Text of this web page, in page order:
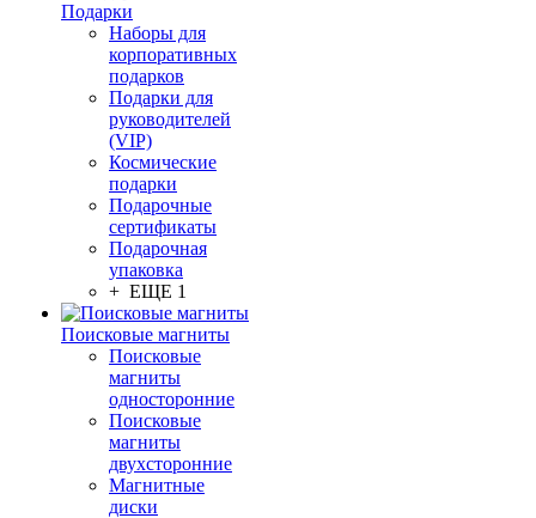
Подарки
Наборы для
корпоративных
подарков
Подарки для
руководителей
(VIP)
Космические
подарки
Подарочные
сертификаты
Подарочная
упаковка
+ ЕЩЕ 1
Поисковые магниты
Поисковые
магниты
односторонние
Поисковые
магниты
двухсторонние
Магнитные
диски